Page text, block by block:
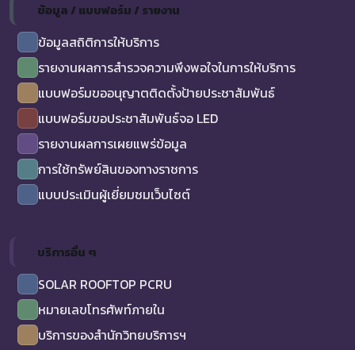
ข้อมูล / แบบฟอร์ม / รายงาน
ข้อมูลสถิติการให้บริการ
รายงานผลการสำรวจความพึงพอใจในการให้บริการ
แบบฟอร์มขออนุญาตติดตั้งป้ายประชาสัมพันธ์
แบบฟอร์มขอประชาสัมพันธ์จอ LED
รายงานผลการเผยแพร่ข้อมูล
การใช้ทรัพย์สินของทางราชการ
แบบประเมินผู้เยี่ยมชมเว็บไซต์
บริการอื่น ๆ
SOLAR ROOFTOP PCRU
หมายเลขโทรศัพท์ภายใน
บริการของสำนักวิทยบริการฯ